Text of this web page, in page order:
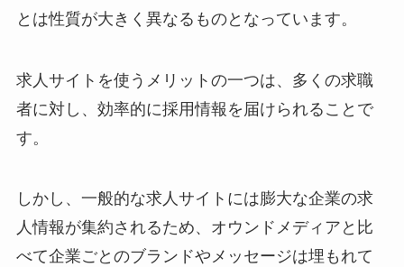
とは性質が大きく異なるものとなっています。
求人サイトを使うメリットの一つは、多くの求職
者に対し、効率的に採用情報を届けられることで
す。
しかし、一般的な求人サイトには膨大な企業の求
人情報が集約されるため、オウンドメディアと比
べて企業ごとのブランドやメッセージは埋もれて